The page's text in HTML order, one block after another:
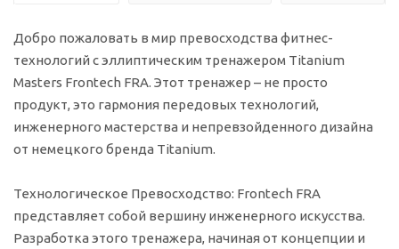
Добро пожаловать в мир превосходства фитнес-
технологий с эллиптическим тренажером Titanium
Masters Frontech FRA. Этот тренажер – не просто
продукт, это гармония передовых технологий,
инженерного мастерства и непревзойденного дизайна
от немецкого бренда Titanium.
Технологическое Превосходство: Frontech FRA
представляет собой вершину инженерного искусства.
Разработка этого тренажера, начиная от концепции и